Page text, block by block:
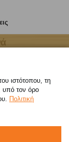
ιστότοπου, τη
υπό τον όρο
Πολιτική